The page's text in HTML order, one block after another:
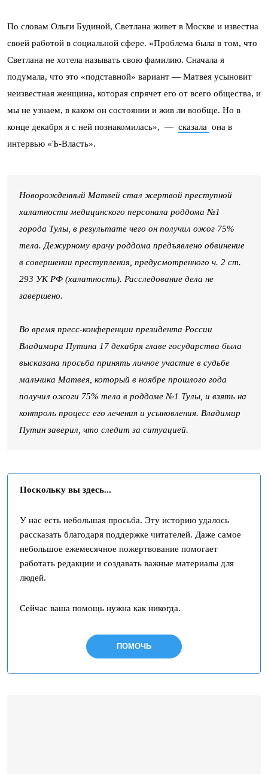
По словам Ольги Будиной, Светлана живет в Москве и известна
своей работой в социальной сфере. «Проблема была в том, что
Светлана не хотела называть свою фамилию. Сначала я
подумала, что это «подставной» вариант — Матвея усыновит
неизвестная женщина, которая спрячет его от всего общества, и
мы не узнаем, в каком он состоянии и жив ли вообще. Но в
конце декабря я с ней познакомилась», — сказала она в
интервью «Ъ-Власть».
Новорожденный Матвей стал жертвой преступной
халатности медицинского персонала роддома №1
города Тулы, в результате чего он получил ожог 75%
тела. Дежурному врачу роддома предъявлено обвинение
в совершении преступления, предусмотренного ч. 2 ст.
293 УК РФ (халатность). Расследование дела не
завершено.
Во время пресс-конференции президента России
Владимира Путина 17 декабря главе государства была
высказана просьба принять личное участие в судьбе
мальчика Матвея, который в ноябре прошлого года
получил ожоги 75% тела в роддоме №1 Тулы, и взять на
контроль процесс его лечения и усыновления. Владимир
Путин заверил, что следит за ситуацией.
Поскольку вы здесь...
У нас есть небольшая просьба. Эту историю удалось
рассказать благодаря поддержке читателей. Даже самое
небольшое ежемесячное пожертвование помогает
работать редакции и создавать важные материалы для
людей.
Сейчас ваша помощь нужна как никогда.
ПОМОЧЬ